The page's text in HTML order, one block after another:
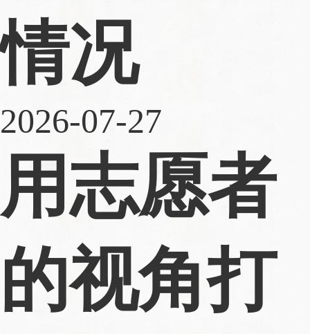
情况
2026-07-27
用志愿者
的视角打